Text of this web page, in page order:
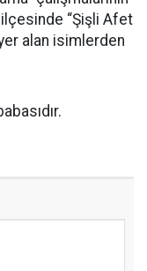
“Şişli Afet
alan isimlerden